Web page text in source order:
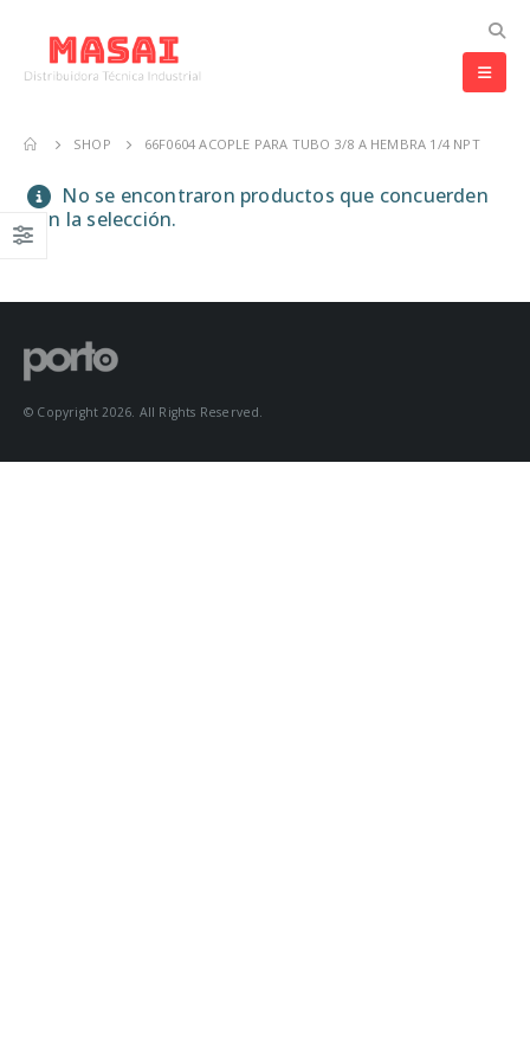
SHOP 66F0604 ACOPLE PARA TUBO 3/8 A HEMBRA 1/4 NPT
No se encontraron productos que concuerden
con la selección.
© Copyright 2026. All Rights Reserved.